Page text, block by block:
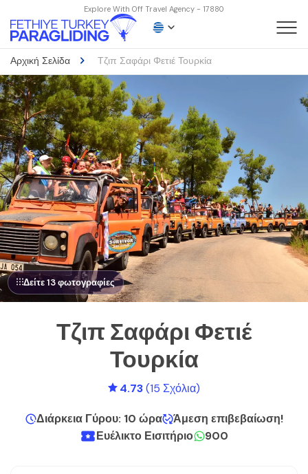
Explore With Off Travel Agency - 17880
Αρχική Σελίδα Τζιπ Σαφάρι Φετιέ Τουρκία
Δείτε 13 φωτογραφίες
Τζιπ Σαφάρι Φετιέ
Τουρκία
4.73(15 Σχόλια)
Διάρκεια Γύρου: 10 ώρα
Άμεση επιβεβαίωση!
Ευέλικτο Εισιτήριο
900